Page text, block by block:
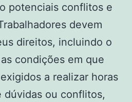
potenciais conflitos e
devem
direitos, incluindo o
condições em que
a realizar horas
dúvidas ou conflitos,